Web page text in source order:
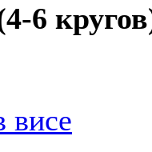
6
висе